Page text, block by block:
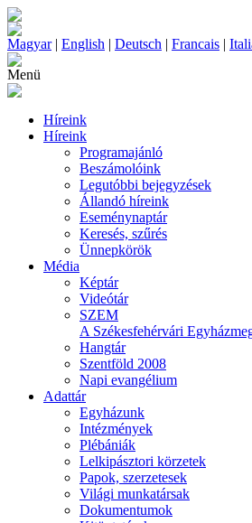
Magyar| English | Deutsch | Francais |
Menü
Híreink
Híreink
Programajánló
Beszámolóink
Legutóbbi bejegyzések
Állandó híreink
Eseménynaptár
Keresés, szűrés
Ünnepkörök
Média
Képtár
Videótár
SZEM
A Székesfehérvári
Hangtár
Szentföld 2008
Napi evangélium
Adattár
Egyházunk
Intézmények
Plébániák
Lelkipásztori körzetek
Papok, szerzetesek
Világi munkatársak
Dokumentumok